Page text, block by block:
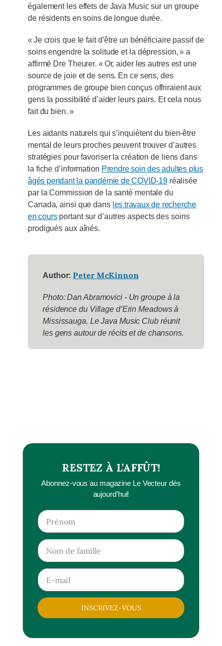
RESTEZ À L’AFFÛT!
Abonnez-vous au magazine Le Vecteur dès
aujourd’hui!
INSCRIVEZ-VOUS
également les effets de Java Music sur un groupe
de résidents en soins de longue durée.
« Je crois que le fait d’être un bénéficiaire passif de
soins engendre la solitude et la dépression, » a
affirmé Dre Theurer. « Or, aider les autres est une
source de joie et de sens. En ce sens, des
programmes de groupe bien conçus offriraient aux
gens la possibilité d’aider leurs pairs. Et cela nous
fait du bien. »
Les aidants naturels qui s’inquiètent du bien-être
mental de leurs proches peuvent trouver d’autres
stratégies pour favoriser la création de liens dans
la fiche d’information Prendre soin des adultes plus
âgés pendant la pandémie de COVID-19réalisée
par la Commission de la santé mentale du
Canada, ainsi que dans les travaux de recherche
en coursportant sur d’autres aspects des soins
prodigués aux aînés.
Author: Peter McKinnon
Photo: Dan Abramovici - Un groupe à la
résidence du Village d’Erin Meadows à
Mississauga. Le Java Music Club réunit
les gens autour de récits et de chansons.